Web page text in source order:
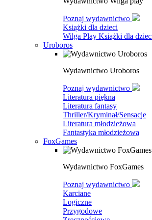
Poznaj wydawnictwo
Książki dla dzieci
Wilga Play Książki dla
Uroboros
Wydawnictwo Uroboros
Poznaj wydawnictwo
Literatura piękna
Literatura fantasy
Thriller/Kryminał/Sensacje
Literatura młodzieżowa
Fantastyka młodzieżowa
FoxGames
Wydawnictwo FoxGames
Poznaj wydawnictwo
Karciane
Logiczne
Przygodowe